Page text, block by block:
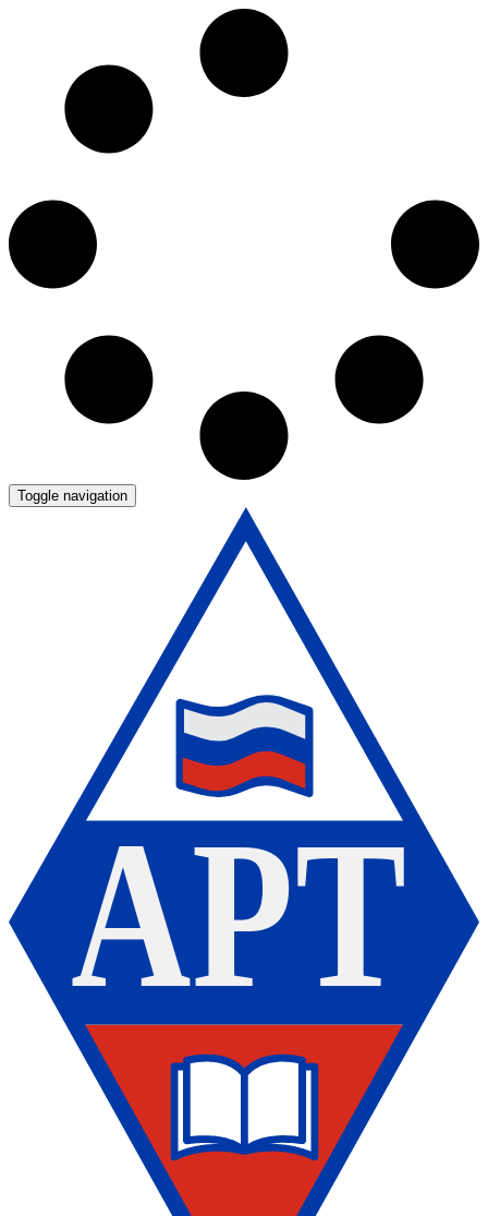
Toggle navigation
АРТ